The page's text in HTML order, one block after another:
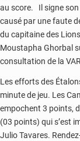
au score. Il signe son
causé par une faute
du capitaine des
Moustapha Ghorbal
consultation de la
Les efforts des
minute de jeu. Les
empochent 3 points,
(03 points) qui s’est
Julio Tavares.